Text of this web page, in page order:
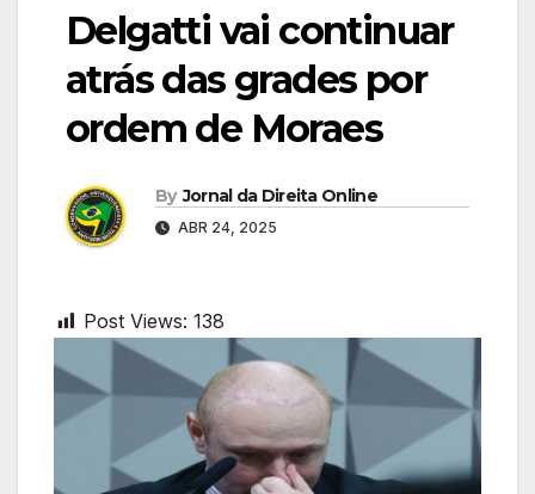
Delgatti vai continuar
atrás das grades por
ordem de Moraes
By Jornal da Direita Online
ABR 24, 2025
Post Views: 138